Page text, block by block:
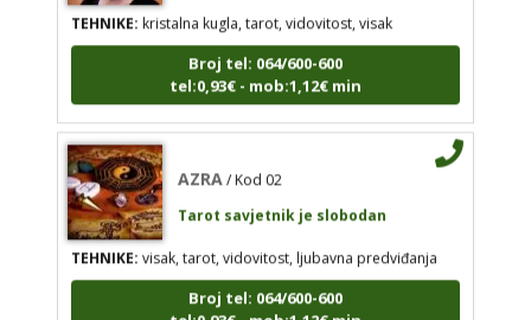
Broj tel: 064/600-600
tel:0,93€ - mob:1,12€ min
Tarot savjetnik je slobodan
TEHNIKE:visak, tarot, vidovitost, ljubavna
predviđanja
Broj tel: 064/600-600
tel:0,93€ - mob:1,12€ min
Broj tel: 064/600-600
tel:0,93€ - mob:1,12€ min
Tarot savjetnik je slobodan
TEHNIKE:visak, tarot, vidovitost, ljubavna predviđanja
Broj tel: 064/600-600
tel:0,93€ - mob:1,12€ min